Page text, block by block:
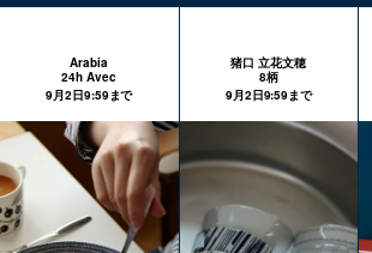
Arabia
24h Avec
9月2日9:59まで
猪口 立花文穂
8柄
9月2日9:59まで